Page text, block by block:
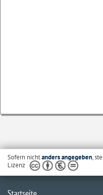
Sofern nichtanders angegeben,
Lizenz